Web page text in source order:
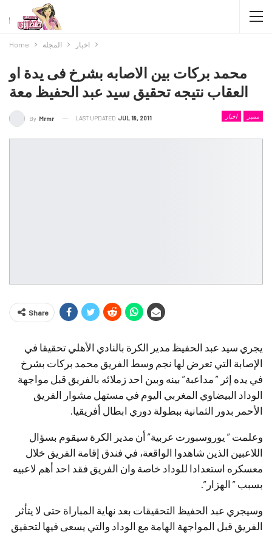
Home المجلة اخبار
محمد بركات بين الاصابه بشرخ فى يدة او
العقاب نتيجه تحقيق سيد عبد الحفيظ معة
اخبار مميز By Mrmr LAST UPDATED JUL 18, 2011
Share
يجري سيد عبد الحفيظ مدير الكرة بالنادي الأهلي تحقيقا في
الإصابة التي تعرض لها نجم وسط الفريق محمد بركات بشرخ
في يده إثر ” مداعبة” بينه وبين احد زملائه بالفريق قبل مواجهة
الوداد البيضاوي المغربي اليوم في مستهل مشوار الفريق
الأحمر بدور الثمانية ببطولة دوري ابطال أفريقيا.
وعلمت ” يوروسبورت عربية” أن مدير الكرة سيقوم بسؤال
اللاعبين الذين شاهدوا الواقعة، في فندق إقامة الفريق خلال
معسكره استعدادا للوداد خاصة وان الفريق فقد احد أهم لاعبيه
بسبب ” الهزار”.
وسيجري عبد الحفيظ التحقيقات بعد نهاية المباراة حتى لا يتأثر
الفريق قبل المواجهة الهامة مع الوداد والتي يسعى فيها لتحقيق